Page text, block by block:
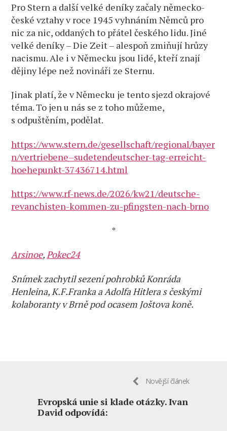
Pro Stern a další velké deníky začaly německo-
české vztahy v roce 1945 vyhnáním Němců pro
nic za nic, oddaných to přátel českého lidu. Jiné
velké deníky – Die Zeit – alespoň zmiňují hrůzy
nacismu. Ale i v Německu jsou lidé, kteří znají
dějiny lépe než novináři ze Sternu.
Jinak platí, že v Německu je tento sjezd okrajové
téma. To jen u nás se z toho můžeme,
s odpuštěním, podělat.
https://www.stern.de/gesellschaft/regional/bayer
n/vertriebene–sudetendeutscher-tag-erreicht-
hoehepunkt-37436714.html
https://www.rf-news.de/2026/kw21/deutsche-
revanchisten-kommen-zu-pfingsten-nach-brno
*
Arsinoe,Pokec24
Snímek zachytil sezení pohrobků Konráda
Henleina, K.F.Franka a Adolfa Hitlera s českými
kolaboranty v Brně pod ocasem Joštova koně.
Novější článek
Evropská unie si klade otázky. Ivan
David odpovídá: